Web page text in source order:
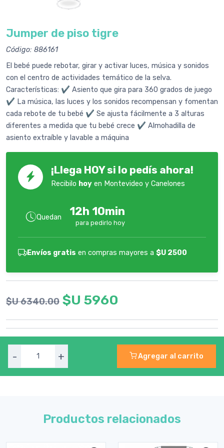
Jumper de piso tigre
Código: 886161
El bebé puede rebotar, girar y activar luces, música y sonidos
con el centro de actividades temático de la selva.
Características: ✔️ Asiento que gira para 360 grados de juego
✔️ La música, las luces y los sonidos recompensan y fomentan
cada rebote de tu bebé ✔️ Se ajusta fácilmente a 3 alturas
diferentes a medida que tu bebé crece ✔️ Almohadilla de
asiento extraíble y lavable a máquina
¡Llega HOY si lo pedís ahora!
Recibilo hoy en Montevideo y Canelones
Quedan 12h 10min
para pedirlo hoy
Envíos gratis en compras mayores a $U 2500
$U 6340.00 $U 5960
- + Agregar al carrito
Productos relacionados